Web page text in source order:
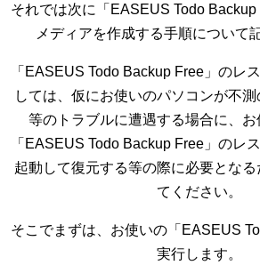
それでは次に「EASEUS Todo
メディアを作成する手順について
「EASEUS Todo Backup Free」のレ
しては、仮にお使いのパソコンが不
等のトラブルに遭遇する場合に、
「EASEUS Todo Backup Free」のレ
起動して復元する等の際に必要とな
てください。
そこでまずは、お使いの「EASEUS
実行します。